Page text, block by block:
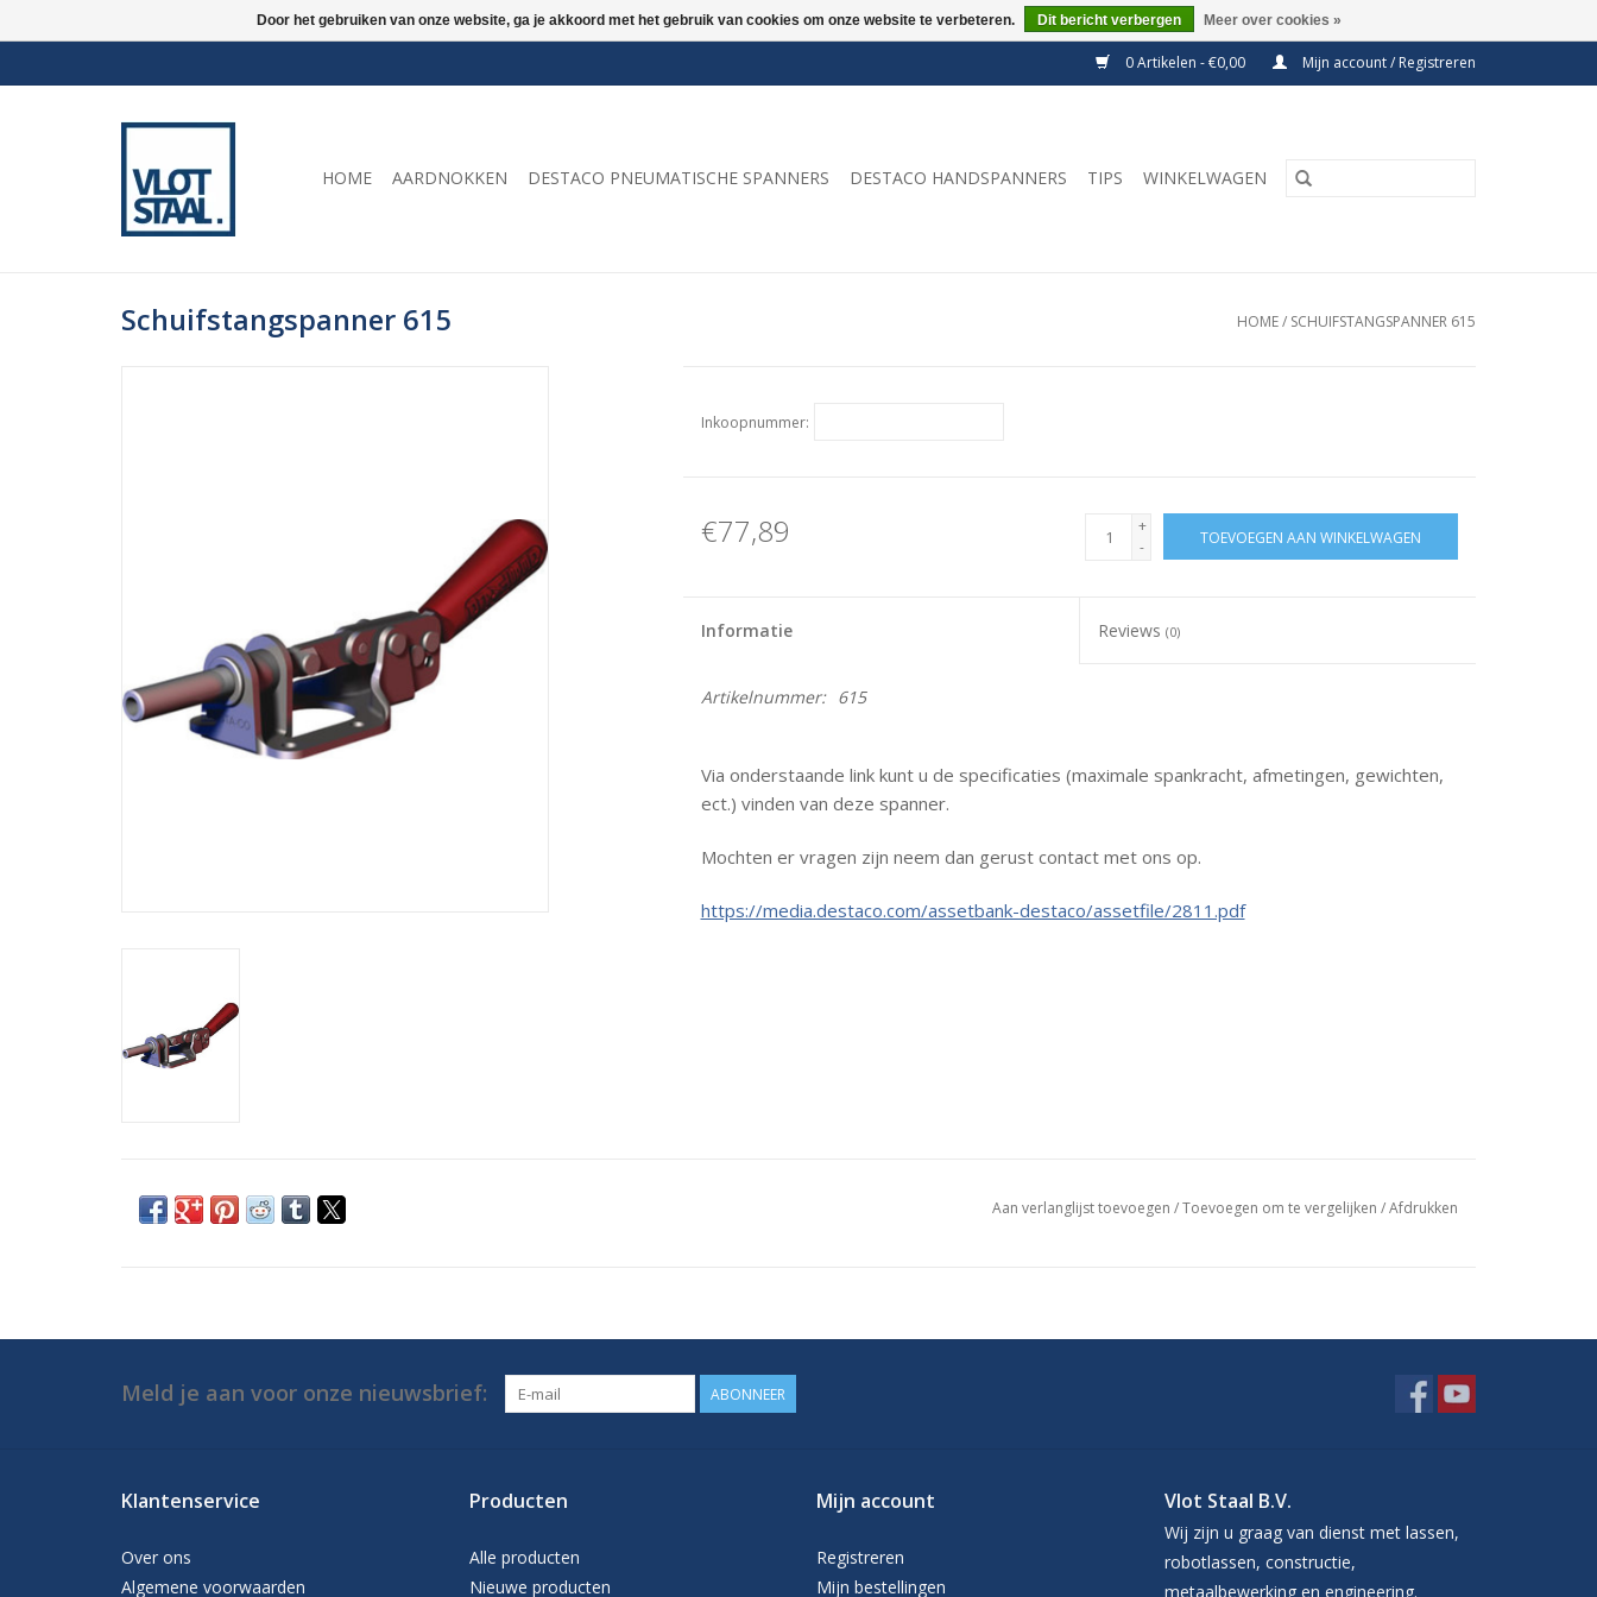
0 Artikelen - €0,00 Mijn account / Registreren
HOME AARDNOKKEN DESTACO PNEUMATISCHE SPANNERS DESTACO HANDSPANNERS TIPS WINKELWAGEN
Schuifstangspanner 615 HOME/ SCHUIFSTANGSPANNER 615
Inkoopnummer:
€77,89
+
-
TOEVOEGEN AAN WINKELWAGEN
Informatie Reviews(0)
Artikelnummer: 615
Via onderstaande link kunt u de specificaties (maximale spankracht, afmetingen, gewichten,
ect.) vinden van deze spanner.
Mochten er vragen zijn neem dan gerust contact met ons op.
https://media.destaco.com/assetbank-destaco/assetfile/2811.pdf
Aan verlanglijst toevoegen /Toevoegen om te vergelijken /Afdrukken
Meld je aan voor onze nieuwsbrief: ABONNEER
Klantenservice
Over ons
Algemene voorwaarden
Producten
Alle producten
Nieuwe producten
Mijn account
Registreren
Mijn bestellingen
Vlot Staal B.V.
Wij zijn u graag van dienst met lassen,
robotlassen, constructie,
metaalbewerking en engineering.
Door het gebruiken van onze website, ga je akkoord met het gebruik van cookies om onze website te verbeteren. Dit bericht verbergen Meer over cookies »